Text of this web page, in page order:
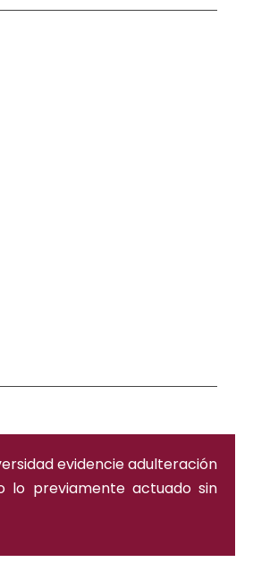
evidencie adulteración
lo previamente actuado sin